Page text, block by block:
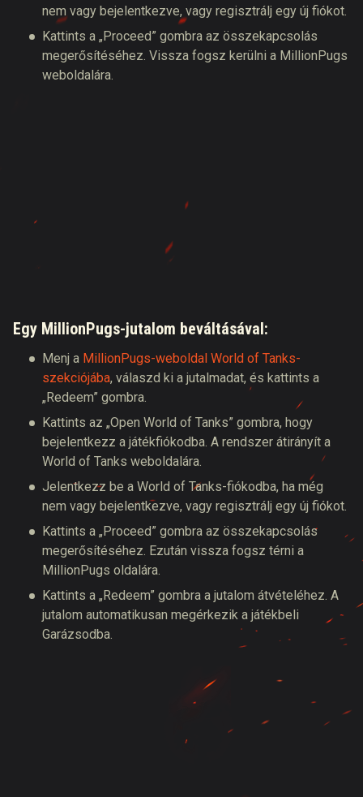
nem vagy bejelentkezve, vagy regisztrálj egy új fiókot.
Kattints a „Proceed” gombra az összekapcsolás
megerősítéséhez. Vissza fogsz kerülni a MillionPugs
weboldalára.
Egy MillionPugs-jutalom beváltásával:
Menj a MillionPugs-weboldal World of Tanks-
szekciójába, válaszd ki a jutalmadat, és kattints a
„Redeem” gombra.
Kattints az „Open World of Tanks” gombra, hogy
bejelentkezz a játékfiókodba. A rendszer átirányít a
World of Tanks weboldalára.
Jelentkezz be a World of Tanks-fiókodba, ha még
nem vagy bejelentkezve, vagy regisztrálj egy új fiókot.
Kattints a „Proceed” gombra az összekapcsolás
megerősítéséhez. Ezután vissza fogsz térni a
MillionPugs oldalára.
Kattints a „Redeem” gombra a jutalom átvételéhez. A
jutalom automatikusan megérkezik a játékbeli
Garázsodba.